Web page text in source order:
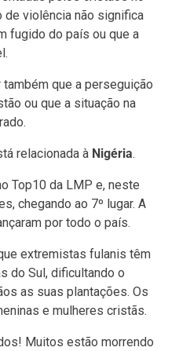
de violência não significa
fugido do país ou que a
que a perseguição
ou que a situação na
relacionada à Nigéria.
Top10 da LMP e, neste
chegando ao 7º lugar. A
por todo o país.
extremistas fulanis têm
do Sul, dificultando o
as suas plantações. Os
e mulheres cristãs.
Muitos estão morrendo